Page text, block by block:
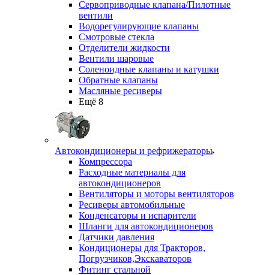
Сервоприводные клапана/Пилотные
вентили
Водорегулирующие клапаны
Смотровые стекла
Отделители жидкости
Вентили шаровые
Соленоидные клапаны и катушки
Обратные клапаны
Масляные ресиверы
Ещё 8
Автокондиционеры и рефрижераторы
Компрессора
Расходные материалы для
автокондиционеров
Вентиляторы и моторы вентиляторов
Ресиверы автомобильные
Конденсаторы и испарители
Шланги для автокондиционеров
Датчики давления
Кондиционеры для Тракторов,
Погрузчиков,Экскаваторов
Фитинг стальной